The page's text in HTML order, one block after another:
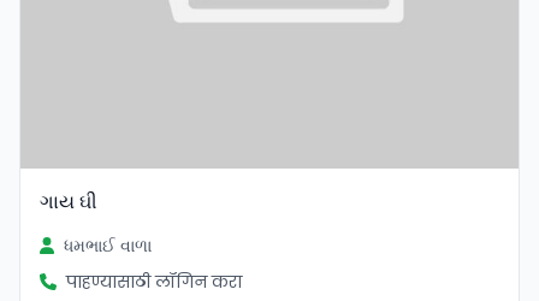
ગાય ઘી
ધમભાઈ વાળા
पाहण्यासाठी लॉगिन करा